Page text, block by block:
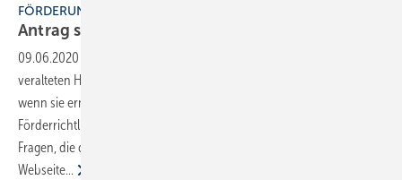
FÖRDERUNG WÄRMEMARKT
Antrag stellen und
09.06.2020
veralteten Heizsystems mit einer attraktiven Förderung rechnen,
wenn sie erneuerbare Energien einbeziehen. Doch aus der neuen
Förderrichtlinie zum Marktanreizprogramm (MAP) ergeben sich
Fragen, die der ZVSHK beantwortet und zu denen er eine
Webseite...